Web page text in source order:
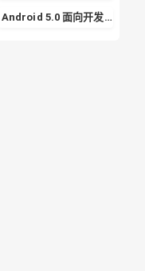
Android 5.0 面向开发者的 Material Design